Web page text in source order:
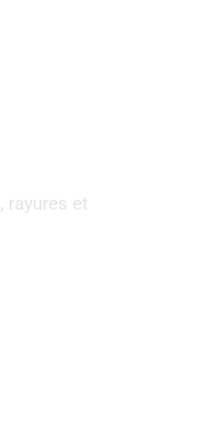
rayures et